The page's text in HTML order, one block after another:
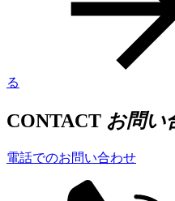
る
CONTACT お問い
電話でのお問い合わせ